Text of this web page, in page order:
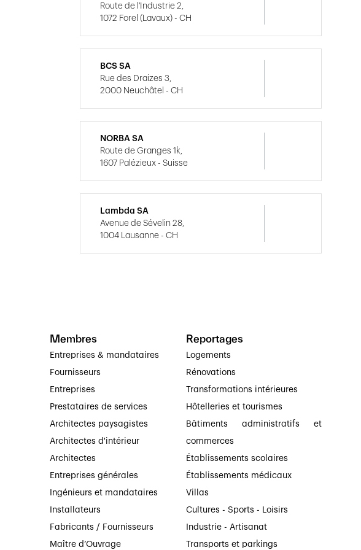
Route de l'Industrie 2,
1072 Forel (Lavaux) - CH
BCS SA
Rue des Draizes 3,
2000 Neuchâtel - CH
NORBA SA
Route de Granges 1k,
1607 Palézieux - Suisse
Lambda SA
Avenue de Sévelin 28,
1004 Lausanne - CH
Membres
Entreprises & mandataires
Fournisseurs
Entreprises
Prestataires de services
Architectes paysagistes
Architectes d'intérieur
Architectes
Entreprises générales
Ingénieurs et mandataires
Installateurs
Fabricants / Fournisseurs
Maître d’Ouvrage
Reportages
Logements
Rénovations
Transformations intérieures
Hôtelleries et tourismes
Bâtiments administratifs et
commerces
Établissements scolaires
Établissements médicaux
Villas
Cultures - Sports - Loisirs
Industrie - Artisanat
Transports et parkings